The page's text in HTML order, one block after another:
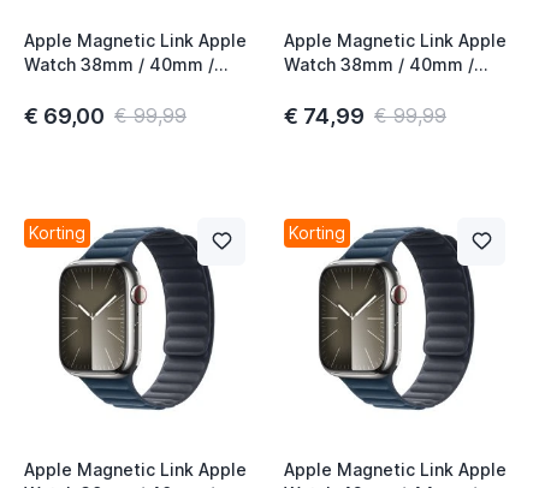
Apple Magnetic Link Apple
Watch 38mm / 40mm /
€ 69,00 € 99,99
Apple Magnetic Link Apple
Watch 38mm / 40mm /
€ 74,99 € 99,99
Korting
Apple Magnetic Link Apple
Korting
Apple Magnetic Link Apple